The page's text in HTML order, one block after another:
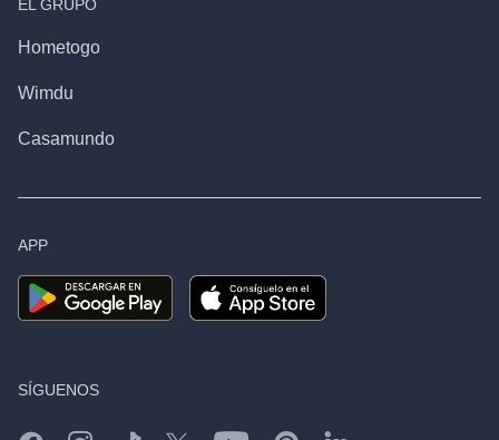
EL GRUPO
Hometogo
Wimdu
Casamundo
APP
SÍGUENOS